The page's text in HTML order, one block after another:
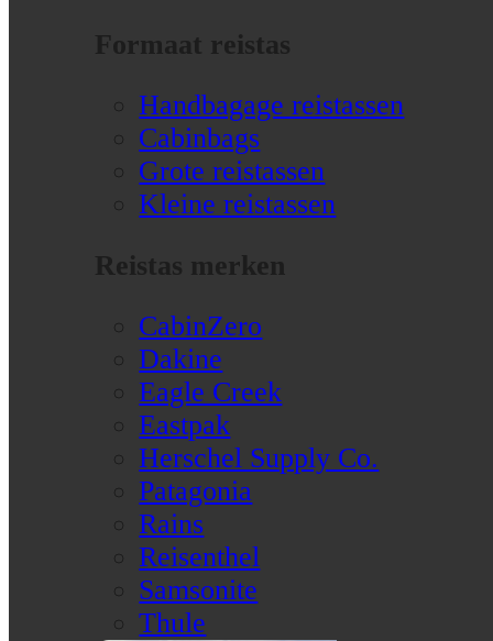
Formaat reistas
Handbagage reistassen
Cabinbags
Grote reistassen
Kleine reistassen
Reistas merken
CabinZero
Dakine
Eagle Creek
Eastpak
Herschel Supply Co.
Patagonia
Rains
Reisenthel
Samsonite
Thule